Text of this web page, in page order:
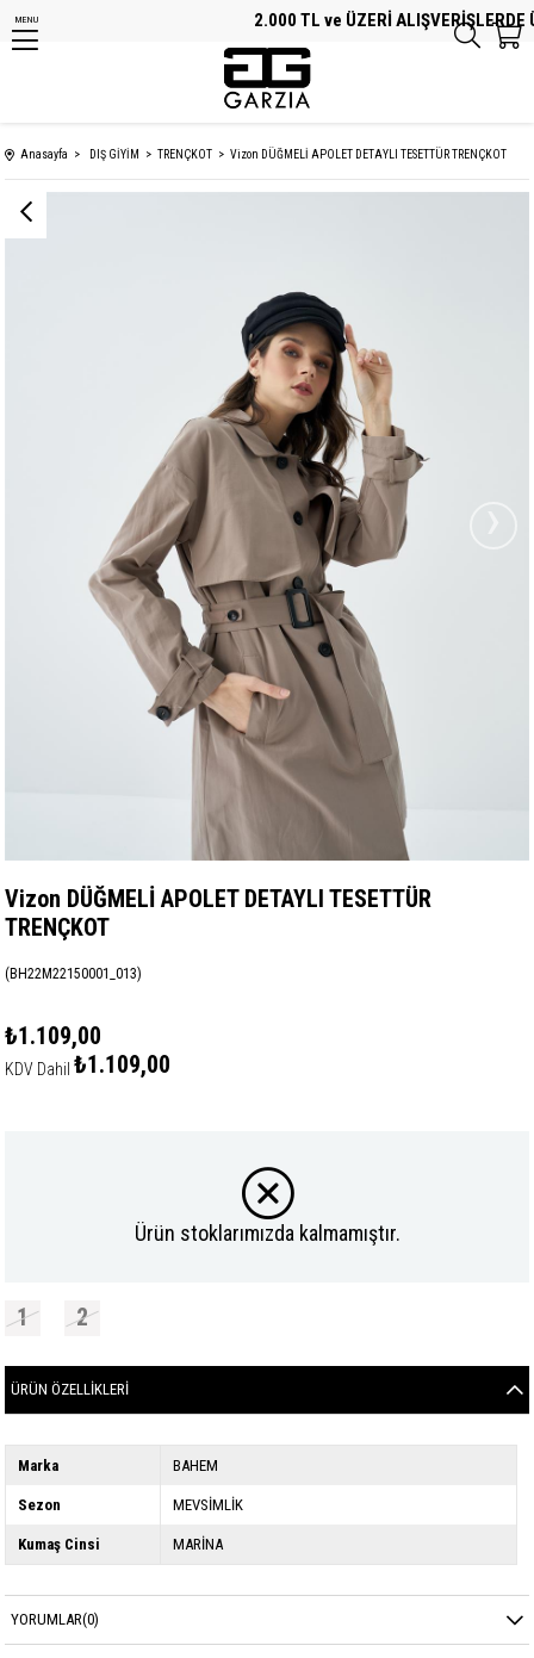
2.000 TL ve ÜZERİ ALIŞVERİŞLERDE
MENU
Anasayfa DIŞ GİYİM TRENÇKOT Vizon DÜĞMELİ APOLET DETAYLI TESETTÜR TRENÇKOT
Vizon DÜĞMELİ APOLET DETAYLI TESETTÜR
TRENÇKOT
(BH22M22150001_013)
₺1.109,00
KDV Dahil ₺1.109,00
Ürün stoklarımızda kalmamıştır.
1 2
ÜRÜN ÖZELLIKLERI
Marka BAHEM
Sezon MEVSİMLİK
Kumaş Cinsi MARİNA
YORUMLAR(0)